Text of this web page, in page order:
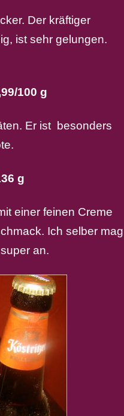
Der kräftiger
ist sehr gelungen.
100 g
Er ist besonders
g
einer feinen Creme
Ich selber mag
an.